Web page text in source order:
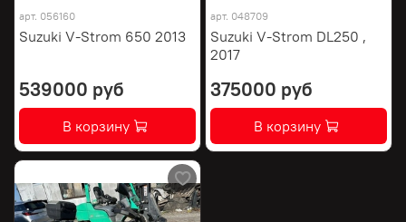
арт. 056160
Suzuki V-Strom 650 2013
539000 руб
В корзину
арт. 048709
Suzuki V-Strom DL250 ,
2017
375000 руб
В корзину